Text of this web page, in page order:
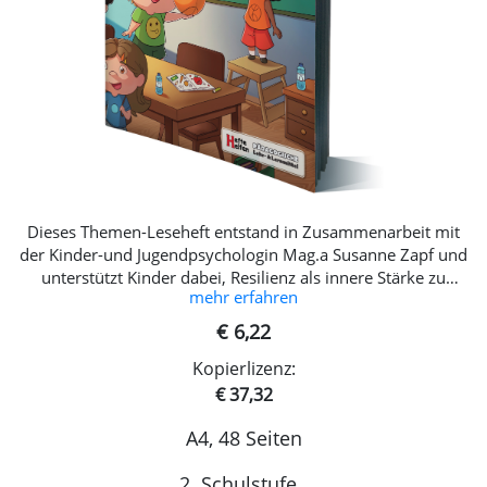
Dieses Themen-Leseheft entstand in Zusammenarbeit mit
der Kinder-und Jugendpsychologin Mag.a Susanne Zapf und
unterstützt Kinder dabei, Resilienz als innere Stärke zu
entdecken. Spielerisch und lebensnah lernen sie, eigene
Bedürfnisse wahrzunehmen, Stressauslöser zu erkennen
und gut für sich zu sorgen. Resi & Lenz begleiten die Kinder
durch vertraute Alltagssituationen wie Schlaf, Bewegung,
Lärm oder Zeitdruck – humorvoll, realistisch und
einfache Lesetexte mit vertiefenden Fragen und Aufgaben
mehr erfahren
€ 6,22
Kopierlizenz:
€ 37,32
A4, 48 Seiten